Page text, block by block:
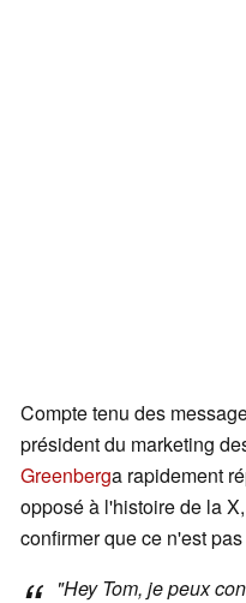
Compte tenu des
président du marketing
Greenberga rapidement
opposé à l'histoire de la
confirmer que ce n'est
"Hey Tom, je peux